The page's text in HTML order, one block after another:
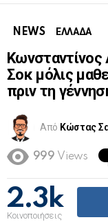
NEWS ΕΛΛΑΔΑ
Σοκ μόλις
πριν τη
Από Κώστας
999 Views
2.3k
Κοινοποιήσεις